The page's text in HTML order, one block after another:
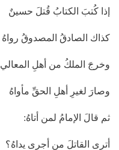
إذا كُتبَ الكتابُ قُتلَ حسينٌ
كذاك الصادقُ المصدوقُ رواهُ
وخرجَ الملكُ من أهلِ المعالي
وصارَ لغيرِ أهلِ الحقِّ مأواهُ
ثم قالَ الإمامُ لمن أتاهُ:
أترى القاتلَ من أجرى يداهُ؟